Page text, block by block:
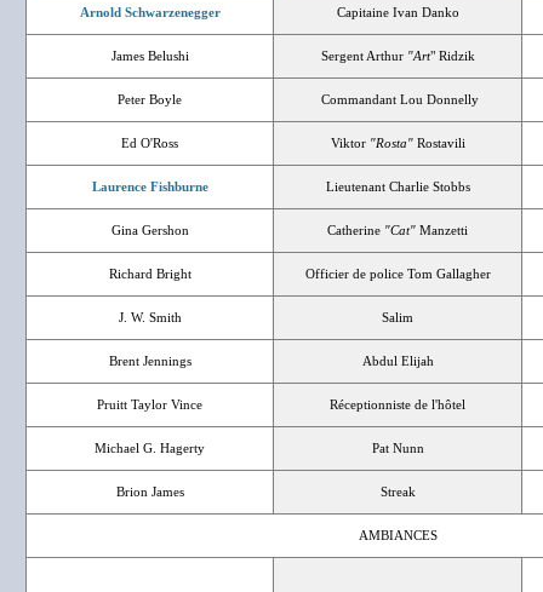
Arnold Schwarzenegger Capitaine Ivan Danko
James Belushi Sergent Arthur "Art" Ridzik
Peter Boyle Commandant Lou Donnelly
Ed O'Ross Viktor "Rosta"Rostavili
Laurence Fishburne Lieutenant Charlie Stobbs
Gina Gershon Catherine "Cat" Manzetti
Richard Bright Officier de police Tom Gallagher
J. W. Smith Salim
Brent Jennings Abdul Elijah
Pruitt Taylor Vince Réceptionniste de l'hôtel
Michael G. Hagerty Pat Nunn
Brion James Streak
AMBIANCES